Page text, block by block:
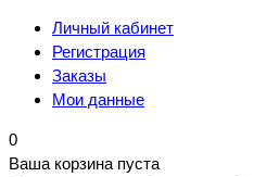
Личный кабинет
Регистрация
Заказы
Мои данные
0
Ваша корзина пуста